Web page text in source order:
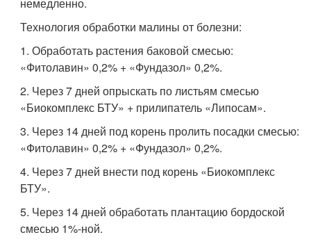
Технология обработки малины от болезни:
1. Обработать растения баковой смесью:
«Фитолавин» 0,2% + «Фундазол» 0,2%.
2. Через 7 дней опрыскать по листьям смесью
«Биокомплекс БТУ» + прилипатель «Липосам».
3. Через 14 дней под корень пролить посадки смесью:
«Фитолавин» 0,2% + «Фундазол» 0,2%.
4. Через 7 дней внести под корень «Биокомплекс
БТУ».
5. Через 14 дней обработать плантацию бордоской
смесью 1%-ной.